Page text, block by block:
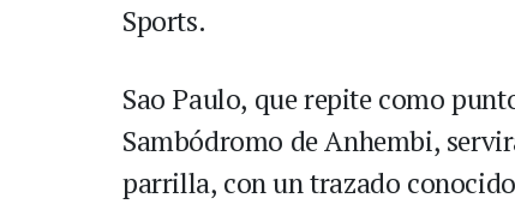
Sports.
Sao Paulo, que repite como
Sambódromo de Anhembi,
parrilla, con un trazado